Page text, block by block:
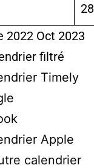
28
2022 Oct 2023
filtré
Timely
Apple
calendrier